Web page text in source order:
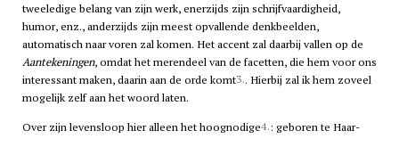
tweeledige belang van zijn werk, enerzijds zijn schrijfvaardigheid,
humor, enz., anderzijds zijn meest opvallende denkbeelden,
automatisch naar voren zal komen. Het accent zal daarbij vallen op de
Aantekeningen, omdat het merendeel van de facetten, die hem voor ons
interessant maken, daarin aan de orde komt3.. Hierbij zal ik hem zoveel
mogelijk zelf aan het woord laten.
Over zijn levensloop hier alleen het hoognodige4.: geboren te Haar-